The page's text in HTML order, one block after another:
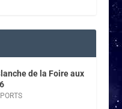
de la Foire aux